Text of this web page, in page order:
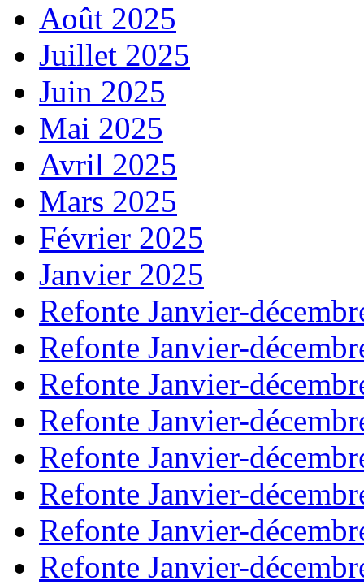
Août 2025
Juillet 2025
Juin 2025
Mai 2025
Avril 2025
Mars 2025
Février 2025
Janvier 2025
Refonte Janvier-
Refonte Janvier-
Refonte Janvier-
Refonte Janvier-
Refonte Janvier-
Refonte Janvier-
Refonte Janvier-
Refonte Janvier-